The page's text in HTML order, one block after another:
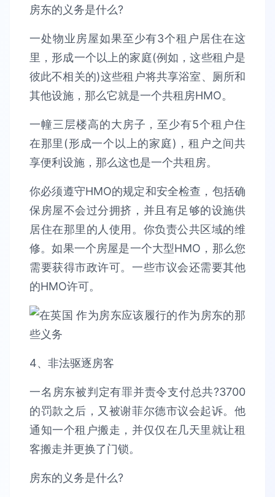
房东的义务是什么?
一处物业房屋如果至少有3个租户居住在这
里，形成一个以上的家庭(例如，这些租户是
彼此不相关的)这些租户将共享浴室、厕所和
其他设施，那么它就是一个共租房HMO。
一幢三层楼高的大房子，至少有5个租户住
在那里(形成一个以上的家庭)，租户之间共
享便利设施，那么这也是一个共租房。
你必须遵守HMO的规定和安全检查，包括确
保房屋不会过分拥挤，并且有足够的设施供
居住在那里的人使用。你负责公共区域的维
修。如果一个房屋是一个大型HMO，那么您
需要获得市政许可。一些市议会还需要其他
的HMO许可。
4、非法驱逐房客
一名房东被判定有罪并责令支付总共?3700
的罚款之后，又被谢菲尔德市议会起诉。他
通知一个租户搬走，并仅仅在几天里就让租
客搬走并更换了门锁。
房东的义务是什么?